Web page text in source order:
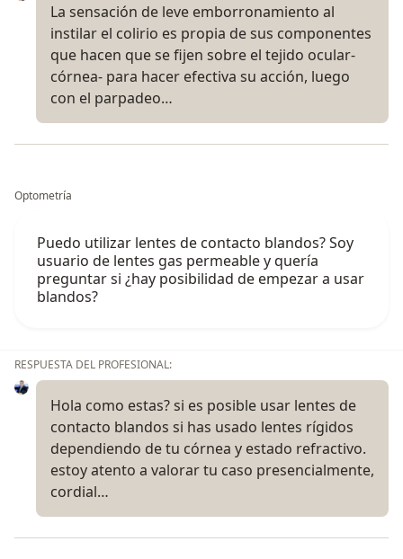
La sensación de leve emborronamiento al
instilar el colirio es propia de sus componentes
que hacen que se fijen sobre el tejido ocular-
córnea- para hacer efectiva su acción, luego
con el parpadeo…
Optometría
Puedo utilizar lentes de contacto blandos? Soy
usuario de lentes gas permeable y quería
preguntar si ¿hay posibilidad de empezar a usar
blandos?
RESPUESTA DEL PROFESIONAL:
Hola como estas? si es posible usar lentes de
contacto blandos si has usado lentes rígidos
dependiendo de tu córnea y estado refractivo.
estoy atento a valorar tu caso presencialmente,
cordial…